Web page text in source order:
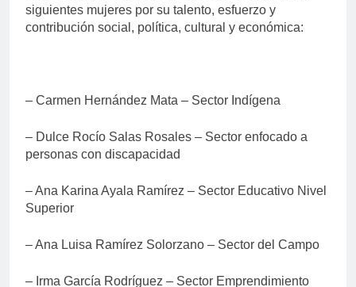
siguientes mujeres por su talento, esfuerzo y
contribución social, política, cultural y económica:
– Carmen Hernández Mata – Sector Indígena
– Dulce Rocío Salas Rosales – Sector enfocado a
personas con discapacidad
– Ana Karina Ayala Ramírez – Sector Educativo Nivel
Superior
– Ana Luisa Ramírez Solorzano – Sector del Campo
– Irma García Rodríguez – Sector Emprendimiento